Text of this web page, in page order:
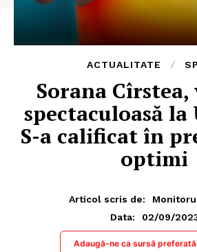
ACTUALITATE
Sorana
spectaculoasă la
S-a calificat în
optimi
Articol scris de:
Data:
02/09/
Adaugă-ne ca sursă preferată